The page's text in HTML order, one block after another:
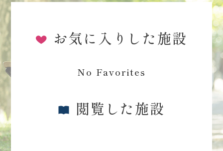
お気に入りした施設
No Favorites
閲覧した施設